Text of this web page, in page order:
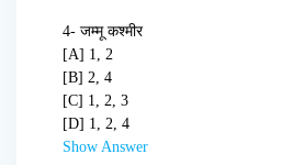
4- जम्मू कश्मीर
[A] 1, 2
[B] 2, 4
[C] 1, 2, 3
[D] 1, 2, 4
Show Answer